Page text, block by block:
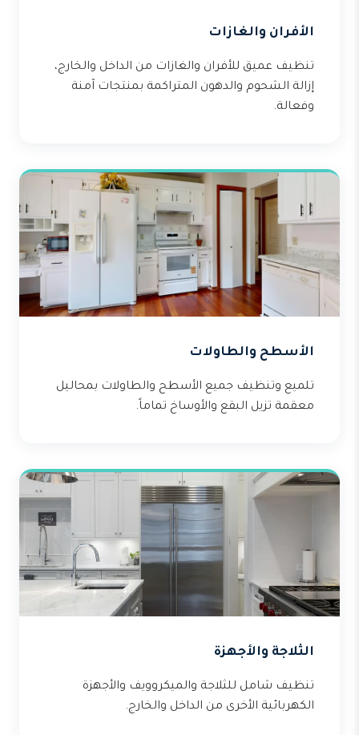
الأفران والغازات
تنظيف عميق للأفران والغازات من الداخل والخارج،
إزالة الشحوم والدهون المتراكمة بمنتجات آمنة
وفعالة.
الأسطح والطاولات
تلميع وتنظيف جميع الأسطح والطاولات بمحاليل
معقمة تزيل البقع والأوساخ تماماً.
الثلاجة والأجهزة
تنظيف شامل للثلاجة والميكروويف والأجهزة
الكهربائية الأخرى من الداخل والخارج.